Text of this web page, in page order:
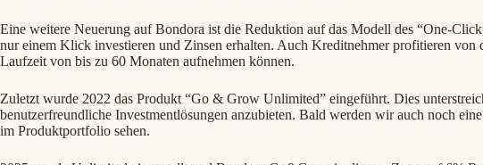
Eine weitere Neuerung auf Bondora ist die Reduktion auf das Modell des “One-
nur einem Klick investieren und Zinsen erhalten. Auch Kreditnehmer profitieren von
Laufzeit von bis zu 60 Monaten aufnehmen können.
Zuletzt wurde 2022 das Produkt “Go & Grow Unlimited” eingeführt. Dies
benutzerfreundliche Investmentlösungen anzubieten. Bald werden wir auch noch
im Produktportfolio sehen.